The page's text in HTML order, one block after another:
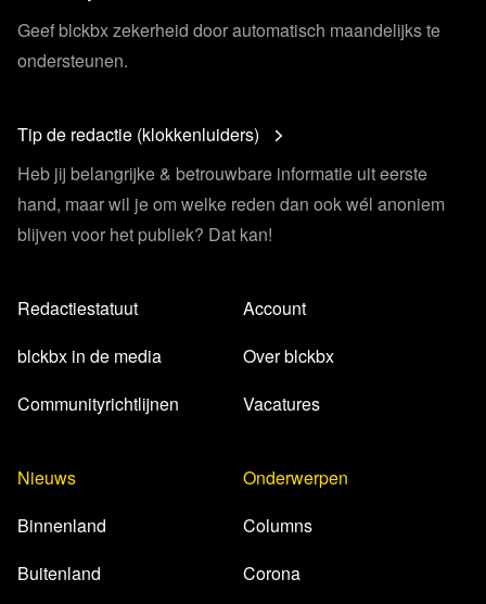
Geef blckbx zekerheid door automatisch maandelijks te
ondersteunen.
Tip de redactie (klokkenluiders)
Heb jij belangrijke & betrouwbare informatie uit eerste
hand, maar wil je om welke reden dan ook wél anoniem
blijven voor het publiek? Dat kan!
Redactiestatuut
blckbx in de media
Communityrichtlijnen
Account
Over blckbx
Vacatures
Nieuws
Binnenland
Buitenland
Onderwerpen
Columns
Corona